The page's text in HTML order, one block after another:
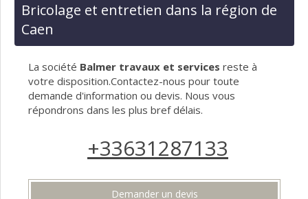
Bricolage et entretien dans la région de
Caen
La société Balmer travaux et services reste à
votre disposition.Contactez-nous pour toute
demande d'information ou devis. Nous vous
répondrons dans les plus bref délais.
+33631287133
Demander un devis